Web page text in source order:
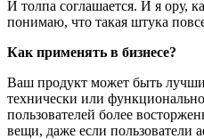
И толпа соглашается. И я ору,
понимаю, что такая штука
Как применять в бизнесе?
Ваш продукт может быть
технически или
пользователей более
вещи, даже если пользователи